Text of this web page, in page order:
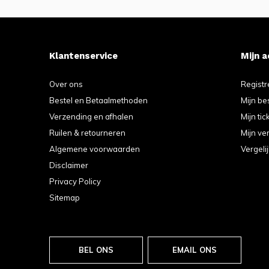
Klantenservice
Over ons
Bestel en Betaalmethoden
Verzending en afhalen
Ruilen & retourneren
Algemene voorwaarden
Disclaimer
Privacy Policy
Sitemap
Mijn
Mijn
Mijn
Mijn
BEL ONS EMAIL ONS